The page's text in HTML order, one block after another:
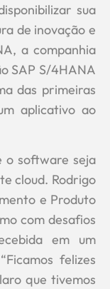
sua
de inovação e
a companhia
SAP S/4HANA
das primeiras
aplicativo ao
o software seja
cloud. Rodrigo
e Produto
com desafios
em um
felizes
que tivemos